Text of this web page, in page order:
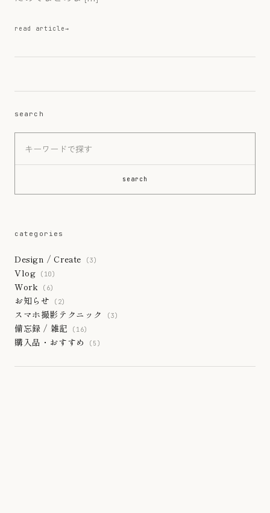
read article
search
search
categories
Design / Create (3)
Vlog (10)
Work (6)
お知らせ (2)
スマホ撮影テクニック (3)
備忘録 / 雑記 (16)
購入品・おすすめ (5)